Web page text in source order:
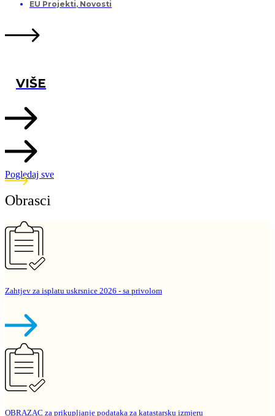
EU Projekti, Novosti
VIŠE
Pogledaj sve
Obrasci
Zahtjev za isplatu uskrsnice 2026 - sa privolom
OBRAZAC za prikupljanje podataka za katastarsku izmjeru